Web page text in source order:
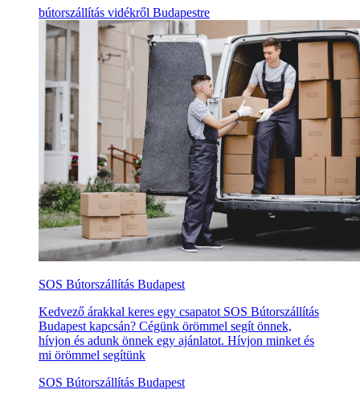
bútorszállítás vidékről Budapestre
SOS Bútorszállítás Budapest
Kedvező árakkal keres egy csapatot SOS Bútorszállítás
Budapest kapcsán? Cégünk örömmel segít önnek,
hívjon és adunk önnek egy ajánlatot. Hívjon minket és
mi örömmel segítünk
SOS Bútorszállítás Budapest